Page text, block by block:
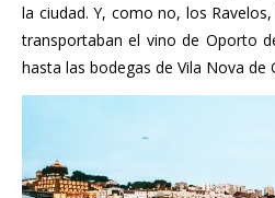
la ciudad. Y, como no, los
transportaban el vino de Oporto
hasta las bodegas de Vila Nova de